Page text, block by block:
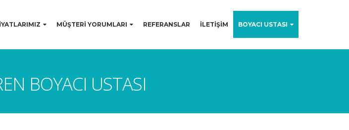
MÜŞTERİ YORUMLARI REFERANSLAR İLETİŞİM BOYACI USTASI
BOYACI USTASI